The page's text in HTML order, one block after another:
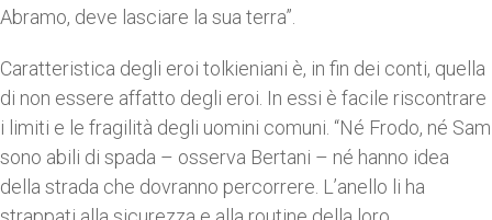
Abramo, deve lasciare la sua terra”.
Caratteristica degli eroi tolkieniani è, in fin dei conti, quella
di non essere affatto degli eroi. In essi è facile riscontrare
i limiti e le fragilità degli uomini comuni. “Né Frodo, né Sam
sono abili di spada – osserva Bertani – né hanno idea
della strada che dovranno percorrere. L’anello li ha